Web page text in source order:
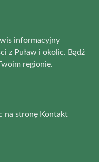
informacyjny
z Puław i okolic. Bądź
regionie.
na stronę Kontakt